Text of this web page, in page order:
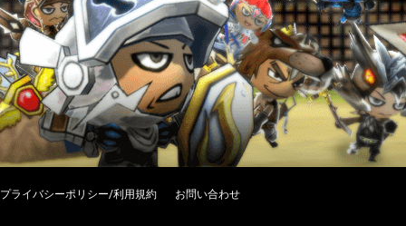
プライバシーポリシー/利用規約 お問い合わせ